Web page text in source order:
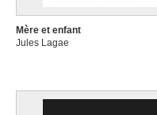
Mère et enfant
Jules Lagae